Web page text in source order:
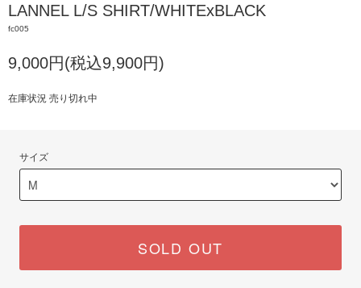
LANNEL L/S SHIRT/WHITExBLACK
fc005
9,000円(税込9,900円)
在庫状況 売り切れ中
サイズ
SOLD OUT